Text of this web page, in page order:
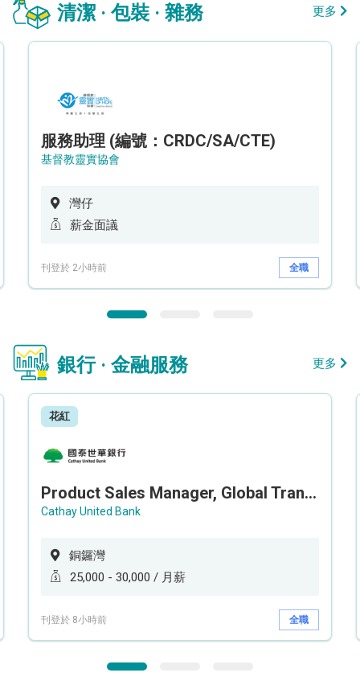
清潔 · 包裝 · 雜務 更多
服務助理 (編號：CRDC/SA/CTE)
基督教靈實協會
灣仔
薪金面議
刊登於 2小時前 全職
銀行 · 金融服務 更多
花紅
Product Sales Manager, Global Transaction Service (GTS)
Cathay United Bank
銅鑼灣
25,000 - 30,000 / 月薪
刊登於 8小時前 全職